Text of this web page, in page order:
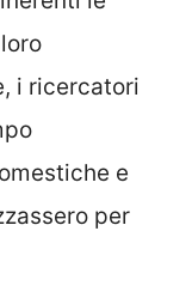
i ricercatori
e
per